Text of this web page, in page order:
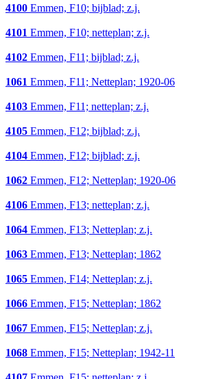
4100 Emmen, F10; bijblad; z.j.
4101 Emmen, F10; netteplan; z.j.
4102 Emmen, F11; bijblad; z.j.
1061 Emmen, F11; Netteplan; 1920-06
4103 Emmen, F11; netteplan; z.j.
4105 Emmen, F12; bijblad; z.j.
4104 Emmen, F12; bijblad; z.j.
1062 Emmen, F12; Netteplan; 1920-06
4106 Emmen, F13; netteplan; z.j.
1064 Emmen, F13; Netteplan; z.j.
1063 Emmen, F13; Netteplan; 1862
1065 Emmen, F14; Netteplan; z.j.
1066 Emmen, F15; Netteplan; 1862
1067 Emmen, F15; Netteplan; z.j.
1068 Emmen, F15; Netteplan; 1942-11